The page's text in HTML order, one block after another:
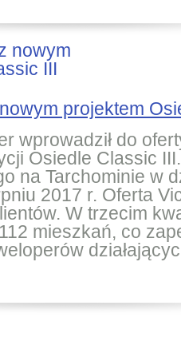
projektem
wprowadził do
Osiedle Classic
na Tarchominie w
2017 r. Oferta
W trzecim
mieszkań, co